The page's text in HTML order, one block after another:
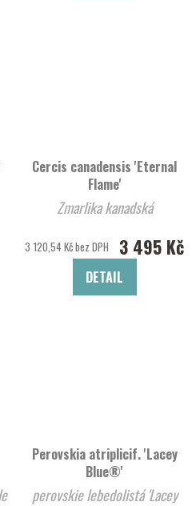
Cercis canadensis 'Eternal
Flame'
Zmarlika kanadská
3 120,54 Kč bez DPH 3 495 Kč
DETAIL
Perovskia atriplicif. 'Lacey
Blue®'
perovskie lebedolistá 'Lacey